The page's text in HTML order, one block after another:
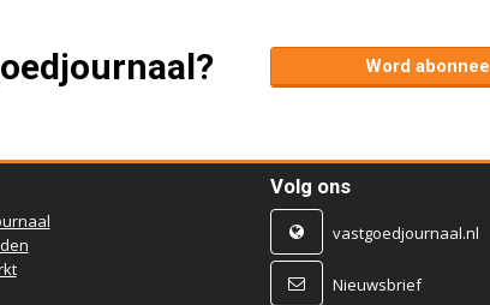
Word abonnee
Volg ons
vastgoedjournaal.nl
Nieuwsbrief